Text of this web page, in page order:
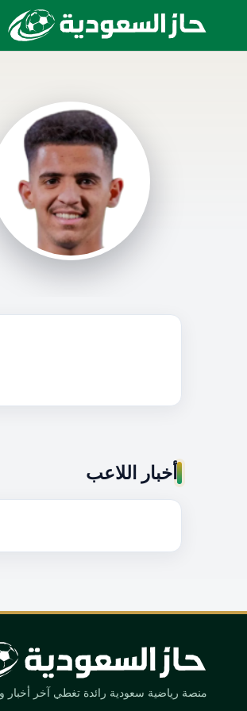
أخبار اللاعب
منصة رياضية سعودية رائدة تغطي آخر أخبار